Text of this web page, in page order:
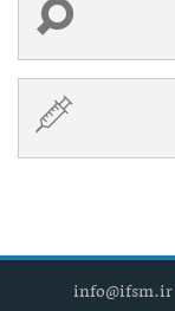
info@ifsm.ir